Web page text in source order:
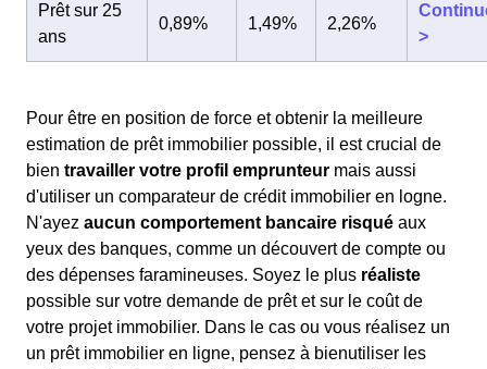
Prêt sur 25
ans
0,89% 1,49% 2,26%
>
Pour être en position de force et obtenir la meilleure
estimation de prêt immobilier possible, il est crucial de
bien travailler votre profil emprunteur mais aussi
d'utiliser un comparateur de crédit immobilier en logne.
N'ayez aucun comportement bancaire risqué aux
yeux des banques, comme un découvert de compte ou
des dépenses faramineuses. Soyez le plus réaliste
possible sur votre demande de prêt et sur le coût de
votre projet immobilier. Dans le cas ou vous réalisez un
un prêt immobilier en ligne, pensez à bienutiliser les